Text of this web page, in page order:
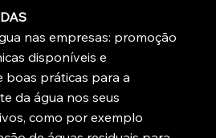
nas empresas: promoção
disponíveis e
boas práticas para a
da água nos seus
como por exemplo